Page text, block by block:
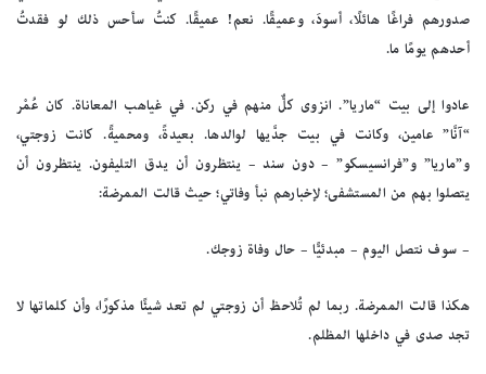
صدورهم فراغًا هائلًا، أسودَ، وعميقًا. نعم! عميقًا. كنتُ سأحس ذلك لو فقدتُ
أحدهم يومًا ما.
عادوا إلى بيت “ماريا”. انزوى كلٌّ منهم في ركن. في غياهب المعاناة. كان عُمْر
“آنَّا” عامين، وكانت في بيت جدَّيها لوالدها. بعيدةً، ومحميةً. كانت زوجتي،
و”ماريا” و”فرانسيسكو” – دون سند – ينتظرون أن يدق التليفون. ينتظرون أن
يتصلوا بهم من المستشفى؛ لإخبارهم نبأ وفاتي؛ حيث قالت الممرضة:
– سوف نتصل اليوم – مبدئيًّا – حال وفاة زوجك.
هكذا قالت الممرضة. ربما لم تُلاحظ أن زوجتي لم تعد شيئًا مذكورًا، وأن كلماتها لا
تجد صدى في داخلها المظلم.